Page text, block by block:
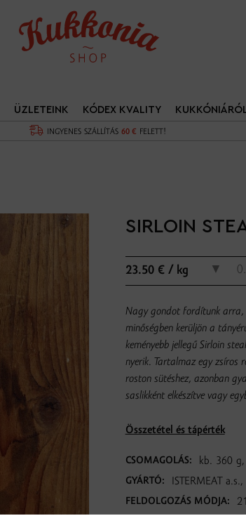
INGYENES SZÁLLÍTÁS 60 € FELETT!
ÜZLETEINK KÓDEX KVALITY
SIRLOIN
23.50 € / kg ▼
Nagy gondot fordítunk arra,
minőségben kerüljön a
keményebb jellegű Sirloin
nyerik. Tartalmaz egy zsíros
roston sütéshez, azonban
saslikként elkészítve vagy
Összetétel és tápérték
CSOMAGOLÁS: kb. 360 g,
GYÁRTÓ: ISTERMEAT
FELDOLGOZÁS MÓDJA: